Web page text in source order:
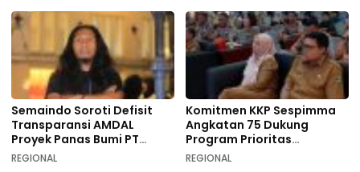
Semaindo Soroti Defisit
Transparansi AMDAL
Proyek Panas Bumi PT
Geodipa Energi di
REGIONAL
Komitmen KKP Sespimma
Angkatan 75 Dukung
Program Prioritas
Swasembada Pangan
REGIONAL